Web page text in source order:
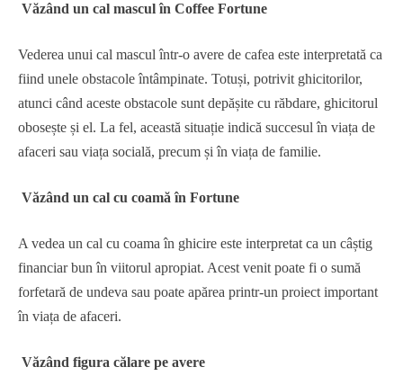
Văzând un cal mascul în Coffee Fortune
Vederea unui cal mascul într-o avere de cafea este interpretată ca
fiind unele obstacole întâmpinate. Totuși, potrivit ghicitorilor,
atunci când aceste obstacole sunt depășite cu răbdare, ghicitorul
obosește și el. La fel, această situație indică succesul în viața de
afaceri sau viața socială, precum și în viața de familie.
Văzând un cal cu coamă în Fortune
A vedea un cal cu coama în ghicire este interpretat ca un câștig
financiar bun în viitorul apropiat. Acest venit poate fi o sumă
forfetară de undeva sau poate apărea printr-un proiect important
în viața de afaceri.
Văzând figura călare pe avere